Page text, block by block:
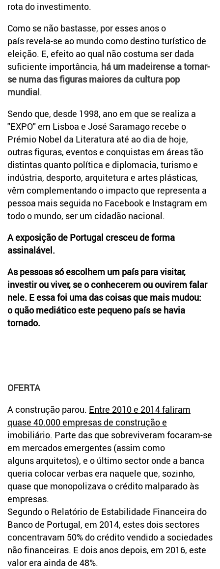
rota do investimento.
Como se não bastasse, por esses anos o
país revela-se ao mundo como destino turístico de
eleição. E, efeito ao qual não costuma ser dada
suficiente importância, há um madeirense a tornar-
se numa das figuras maiores da cultura pop
mundial.
Sendo que, desde 1998, ano em que se realiza a
"EXPO" em Lisboa e José Saramago recebe o
Prémio Nobel da Literatura até ao dia de hoje,
outras figuras, eventos e conquistas em áreas tão
distintas quanto política e diplomacia, turismo e
indústria, desporto, arquitetura e artes plásticas,
vêm complementando o impacto que representa a
pessoa mais seguida no Facebook e Instagram em
todo o mundo, ser um cidadão nacional.
A exposição de Portugal cresceu de forma
assinalável.
As pessoas só escolhem um país para visitar,
investir ou viver, se o conhecerem ou ouvirem falar
nele. E essa foi uma das coisas que mais mudou:
o quão mediático este pequeno país se havia
tornado.
OFERTA
A construção parou. Entre 2010 e 2014 faliram
quase 40.000 empresas de construção e
imobiliário. Parte das que sobreviveram focaram-se
em mercados emergentes (assim como
alguns arquitetos), e o último sector onde a banca
queria colocar verbas era naquele que, sozinho,
quase que monopolizava o crédito malparado às
empresas.
Segundo o Relatório de Estabilidade Financeira do
Banco de Portugal, em 2014, estes dois sectores
concentravam 50% do crédito vendido a sociedades
não financeiras. E dois anos depois, em 2016, este
valor era ainda de 48%.